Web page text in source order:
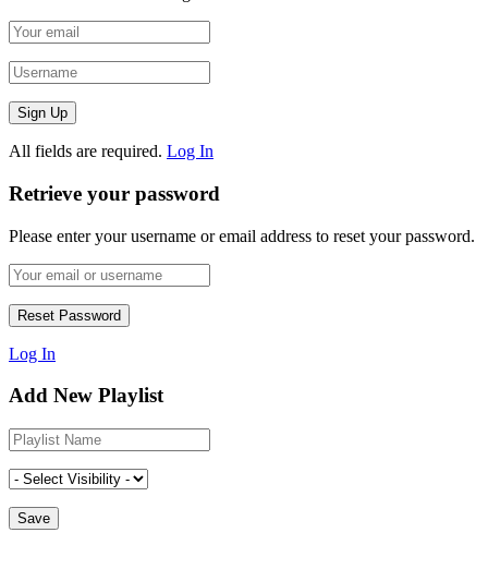
All fields are required. Log In
Retrieve your password
Please enter your username or email address to reset your password.
Log In
Add New Playlist